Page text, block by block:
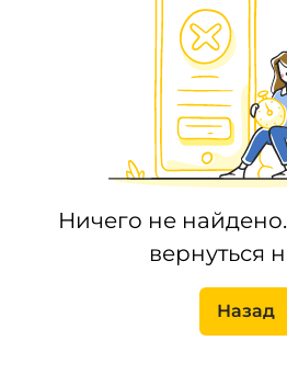
Ничего не
вернуться
Назад